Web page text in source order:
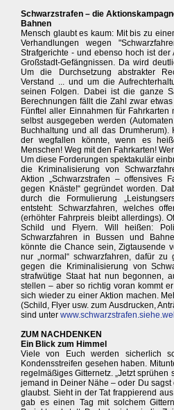
Schwarzstrafen – die
Bahnen
Mensch glaubt es kaum: Mit bis zu
Verhandlungen wegen
Strafgerichte - und ebenso hoch ist
Großstadt-Gefängnissen. Da wird
Um die Durchsetzung abstrakter
Verstand ... und um die
seinen Folgen. Dabei ist die ganze
Berechnungen fällt die Zahl zwar
Fünftel aller Einnahmen für Fahrkarten
selbst ausgegeben werden
Buchhaltung und all das
der wegfallen könnte, wenn es
Menschen! Weg mit den Fahrkarten!
Um diese Forderungen spektakulär
die Kriminalisierung von
Aktion „Schwarzstrafen – offensives
gegen Knäste!“ gegründet worden.
durch die Formulierung
entsteht: Schwarzfahren, welches
(erhöhter Fahrpreis bleibt allerdings).
Schild und Flyern. Will heißen:
Schwarzfahren in Bussen und
könnte die Chance sein, Zigtausende
nur „normal“ schwarzfahren, dafür
gegen die Kriminalisierung von
strafwütige Staat hat nun begonnen,
stellen – aber so richtig voran kommt
sich wieder zu einer Aktion machen.
(Schild, Flyer usw. zum Ausdrucken,
sind unter
ZUM NACHDENKEN
Ein Blick zum Himmel
Viele von Euch werden sicherlich
Kondensstreifen gesehen haben.
regelmäßiges Gitternetz. „Jetzt
jemand in Deiner Nähe – oder Du
glaubst. Sieht in der Tat frappierend
gab es einen Tag mit solchem